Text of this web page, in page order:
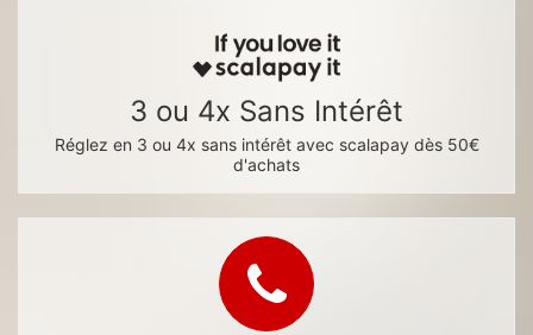
3 ou 4x Sans Intérêt
Réglez en 3 ou 4x sans intérêt avec scalapay dès 50€
d'achats